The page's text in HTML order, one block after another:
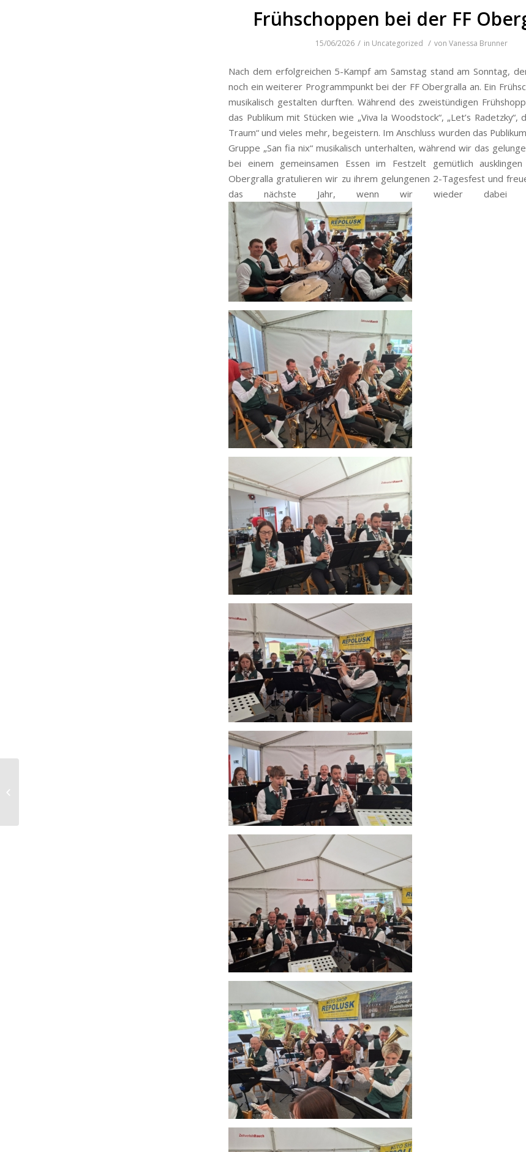
Frühschoppen bei der FF
15/06/2026 / in Uncategorized / von Vanessa Brunner
Nach dem erfolgreichen 5-Kampf am Samstag stand am Sonntag,
noch ein weiterer Programmpunkt bei der FF Obergralla an. Ein
musikalisch gestalten durften. Während des zweistündigen
das Publikum mit Stücken wie „Viva la Woodstock“, „Let’s Radetzky“,
Traum“ und vieles mehr, begeistern. Im Anschluss wurden das
Gruppe „San fia nix“ musikalisch unterhalten, während wir das
bei einem gemeinsamen Essen im Festzelt gemütlich
Obergralla gratulieren wir zu ihrem gelungenen 2-Tagesfest und
das nächste Jahr, wenn wir wieder dabei